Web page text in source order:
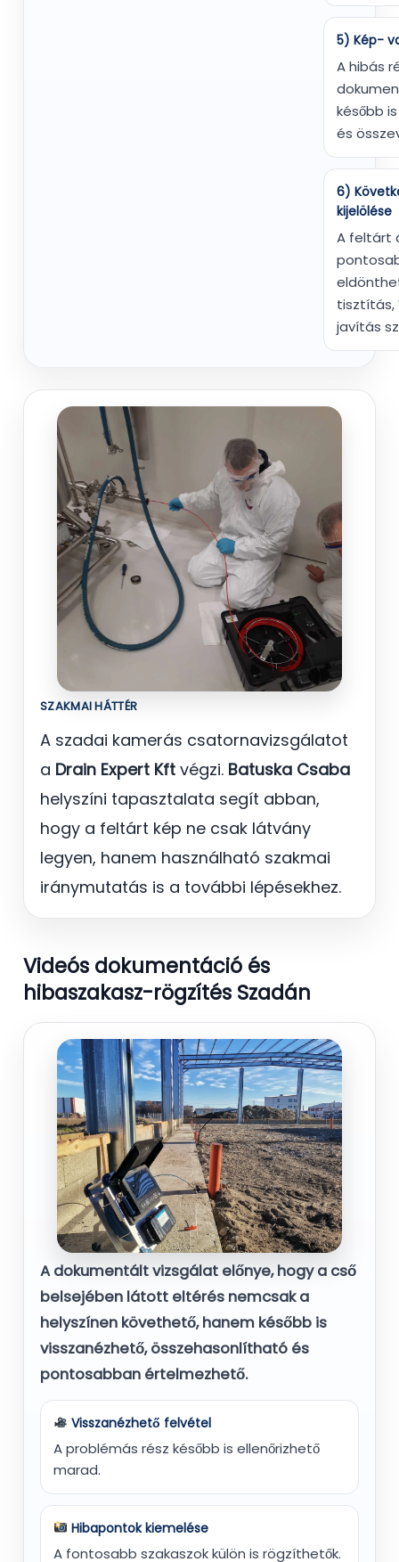
5) Kép-
A hibás
később
és
6)
kijelölése
A feltárt
tisztítás,
javítás
SZAKMAI HÁTTÉR
A szadai kamerás csatornavizsgálatot
a Drain Expert Kft végzi. Batuska Csaba
helyszíni tapasztalata segít abban,
hogy a feltárt kép ne csak látvány
legyen, hanem használható szakmai
iránymutatás is a további lépésekhez.
Videós dokumentáció és
hibaszakasz-rögzítés Szadán
A dokumentált vizsgálat előnye, hogy a cső
belsejében látott eltérés nemcsak a
helyszínen követhető, hanem később is
visszanézhető, összehasonlítható és
pontosabban értelmezhető.
Visszanézhető felvétel
A problémás rész később is ellenőrizhető
marad.
Hibapontok kiemelése
A fontosabb szakaszok külön is rögzíthetők.